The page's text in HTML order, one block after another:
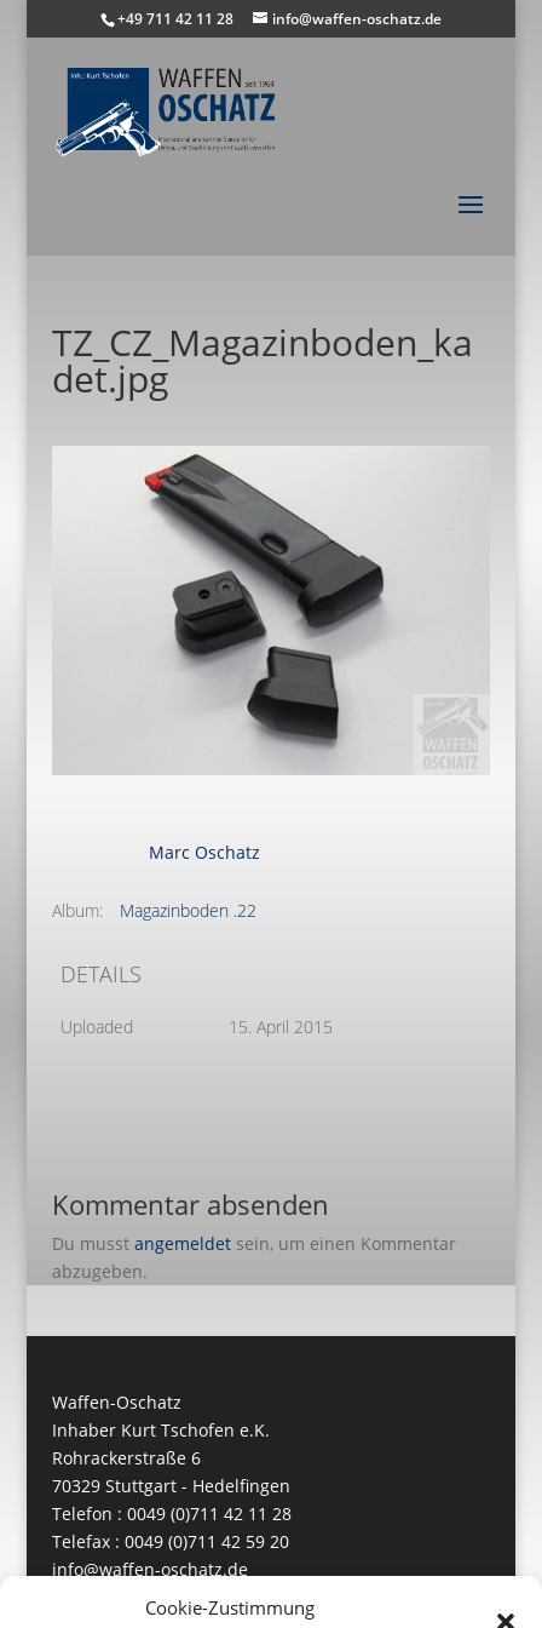
Cookie-Zustimmung
+49 711 42 11 28 info@waffen-oschatz.de
TZ_CZ_Magazinboden_ka
det.jpg
Marc Oschatz
Album: Magazinboden .22
DETAILS
Uploaded 15. April 2015
Kommentar absenden
Du musst angemeldetsein, um einen Kommentar
abzugeben.
Waffen-Oschatz
Inhaber Kurt Tschofen e.K.
Rohrackerstraße 6
70329 Stuttgart - Hedelfingen
Telefon : 0049 (0)711 42 11 28
Telefax : 0049 (0)711 42 59 20
info@waffen-oschatz.de
https://www.waffen-oschatz.de